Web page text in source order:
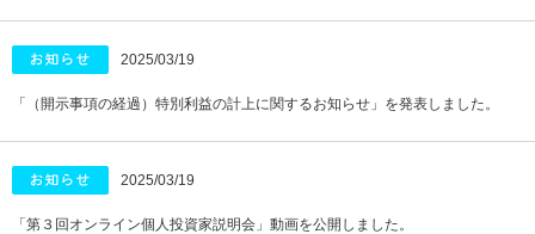
2025/03/19
「（開示事項の経過）特別利益の計上に関するお知らせ」を発表しました。
2025/03/19
「第３回オンライン個人投資家説明会」動画を公開しました。